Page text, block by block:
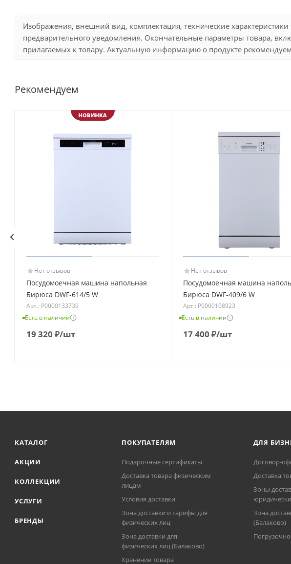
Изображения, внешний вид, комплектация, технические
предварительного уведомления. Окончательные параметры товара,
прилагаемых к товару. Актуальную информацию о продукте
Рекомендуем
Нет отзывов
Посудомоечная машина напольная
Бирюса DWF-614/5 W
Арт.: Р0000133739
Есть в наличии
19 320 ₽/шт
Нет отзывов
Посудомоечная машина
Бирюса DWF-409/6 W
Арт.: Р0000108923
Есть в наличии
17 400 ₽/шт
КАТАЛОГ
АКЦИИ
КОЛЛЕКЦИИ
УСЛУГИ
БРЕНДЫ
ПОКУПАТЕЛЯМ
Подарочные сертификаты
Доставка товара физическим
лицам
Условия доставки
Зона доставки и тарифы для
физических лиц
Зона доставки для
физических лиц (Балаково)
Хранение товара
ДЛЯ
Договор-
Доставка
Зоны
Зона
(Балаково)